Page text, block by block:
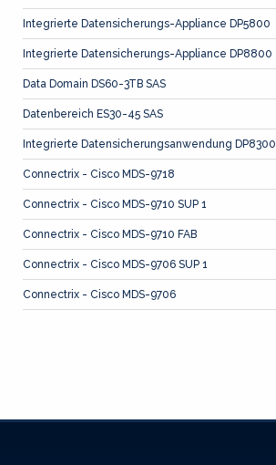
Integrierte Datensicherungs-Appliance DP5800
Integrierte Datensicherungs-Appliance DP8800
Data Domain DS60-3TB SAS
Datenbereich ES30-45 SAS
Integrierte Datensicherungsanwendung DP8300
Connectrix - Cisco MDS-9718
Connectrix - Cisco MDS-9710 SUP 1
Connectrix - Cisco MDS-9710 FAB
Connectrix - Cisco MDS-9706 SUP 1
Connectrix - Cisco MDS-9706